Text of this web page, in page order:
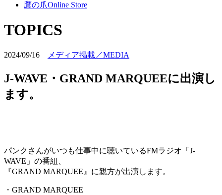
鷹の爪Online Store
TOPICS
2024/09/16 メディア掲載／MEDIA
J-WAVE・GRAND MARQUEEに出演し
ます。
パンクさんがいつも仕事中に聴いているFMラジオ「J-
WAVE」の番組、
『GRAND MARQUEE』に親方が出演します。
・GRAND MARQUEE